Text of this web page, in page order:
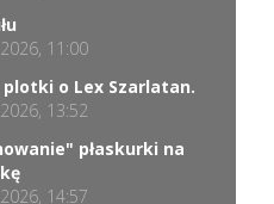
11:00
o Lex Szarlatan.
13:52
płaskurki na
14:57